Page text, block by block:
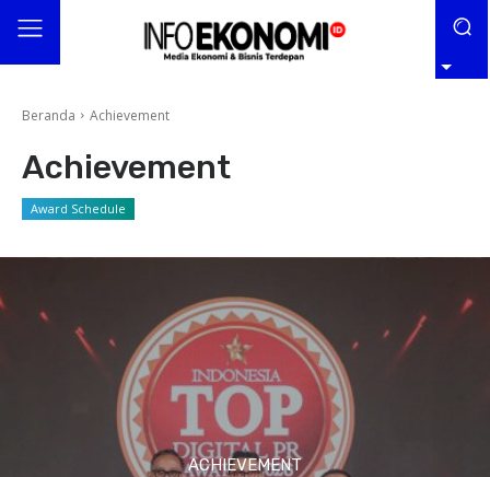
Beranda Achievement
Achievement
Award Schedule
ACHIEVEMENT